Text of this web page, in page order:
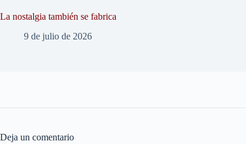
La nostalgia también se fabrica
9 de julio de 2026
Deja un comentario